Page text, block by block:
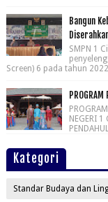
Bangun
SMPN 1
Screen) 6 pada tahun
NEGERI
Kategori
Standar Budaya dan